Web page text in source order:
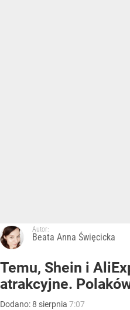
Autor:
Beata Anna Święcicka
Temu, Shein i
atrakcyjne.
Dodano:8 sierpnia 7:07